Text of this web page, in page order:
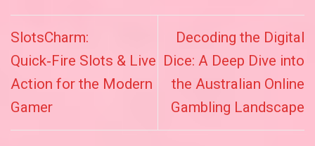
SlotsCharm:
Quick‑Fire Slots & Live
Action for the Modern
Gamer
Decoding the Digital
Dice: A Deep Dive into
the Australian Online
Gambling Landscape